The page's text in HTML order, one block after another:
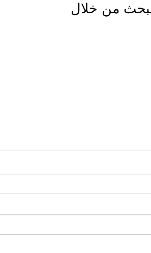
من خلال